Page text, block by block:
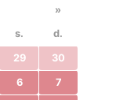
»
s.
d.
29 30
6 7